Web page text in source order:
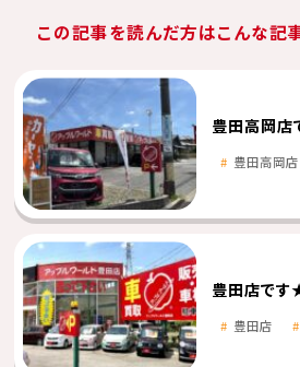
この記事を読んだ方はこんな記
豊田高岡
豊田高岡店
豊田店で
豊田店